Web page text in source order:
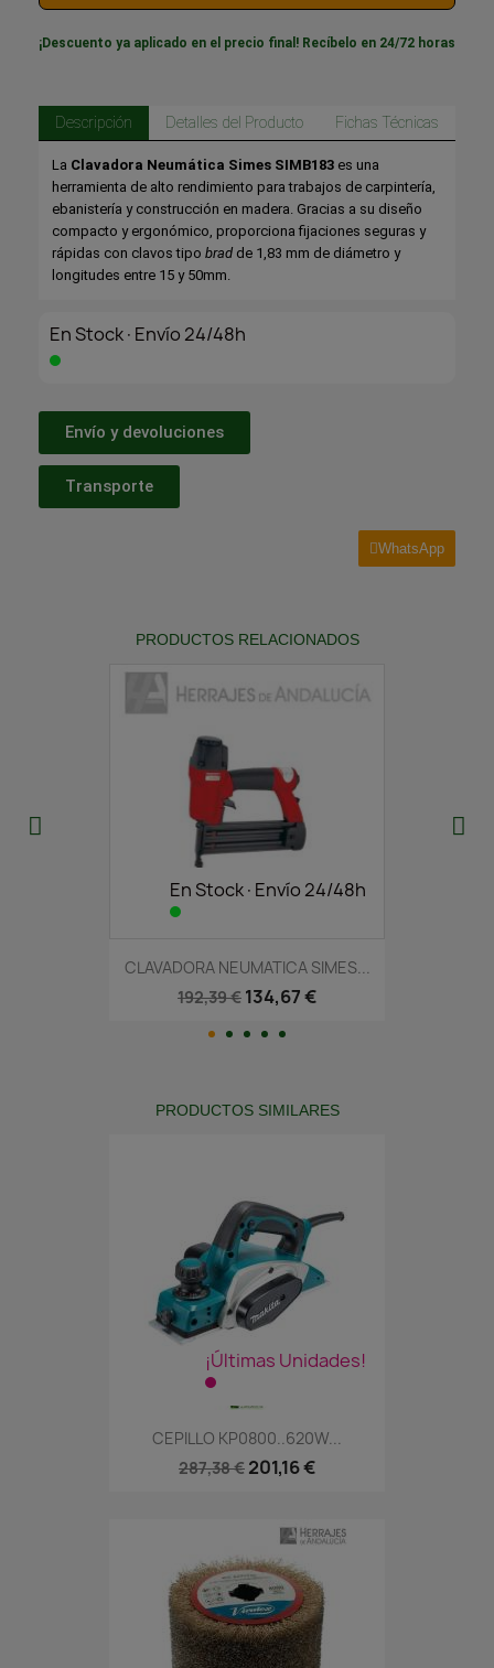
¡Descuento ya aplicado en el precio final! Recíbelo en 24/72 horas
Descripción Detalles del Producto Fichas Técnicas
La Clavadora Neumática Simes SIMB183 es una
herramienta de alto rendimiento para trabajos de carpintería,
ebanistería y construcción en madera. Gracias a su diseño
compacto y ergonómico, proporciona fijaciones seguras y
rápidas con clavos tipo brad de 1,83 mm de diámetro y
longitudes entre 15 y 50mm.
En Stock·Envío 24/48h
Envío y devoluciones
Transporte
WhatsApp
PRODUCTOS RELACIONADOS
En Stock·Envío 24/48h
CLAVADORA NEUMATICA SIMES...
192,39 € 134,67 €
PRODUCTOS SIMILARES
¡Últimas Unidades!
CEPILLO KP0800..620W...
287,38 € 201,16 €